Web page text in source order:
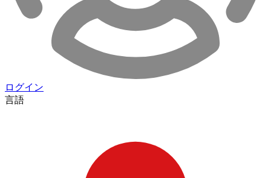
ログイン
言語